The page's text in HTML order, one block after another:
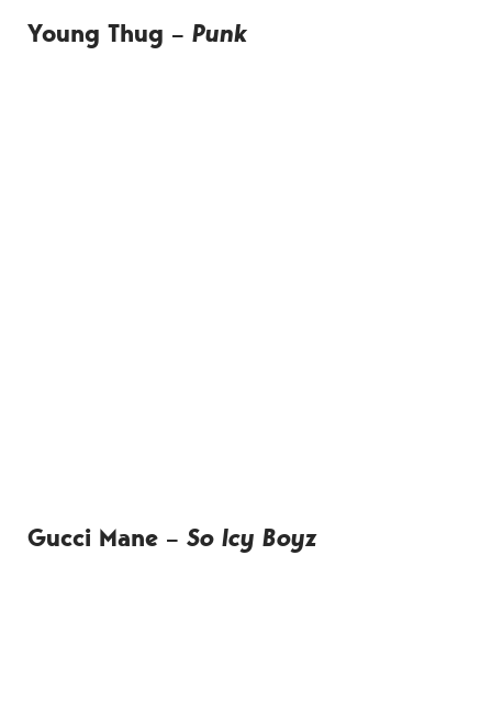
Young Thug – Punk
Gucci Mane – So Icy Boyz